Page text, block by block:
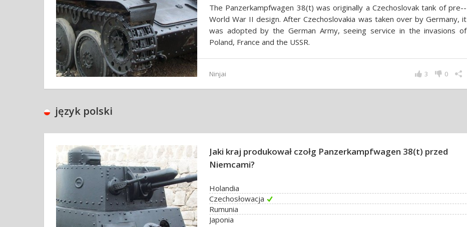
The Panz­erkampfwa­gen 38(t) was orig­i­nal­ly a Czechoslo­vak tank of pre-­
World War II design. After Czecho­slo­va­kia was taken over by Germany, it
was adopted by the German Army, seeing service in the in­va­sions of
Poland, France and the USSR.
Ninjai 0
3
język polski
Jaki kraj produkował czołg Panzerkampfwagen 38(t) przed
Niemcami?
Holandia
Czechosłowacja
Rumunia
Japonia